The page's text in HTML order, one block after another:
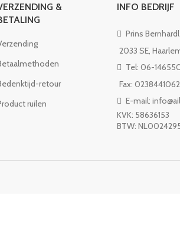
&
retour
ruilen
INFO BEDRIJF
Prins
2033 SE,
Tel: 06-
Fax: 0238441062
E-mail:
KVK: 58636153
BTW: